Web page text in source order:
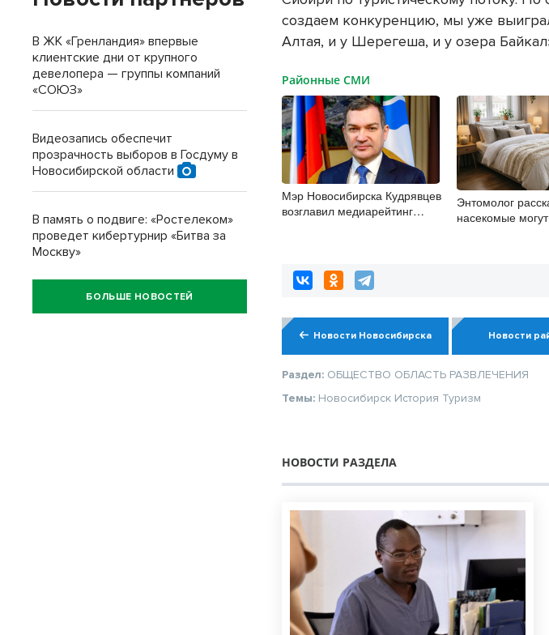
создаем конкуренцию, мы уже
Алтая, и у Шерегеша, и у озера
Районные СМИ
Мэр Новосибирска Кудрявцев
возглавил медиарейтинг
Энтомолог
насекомые
Новости Новосибирска Новости
Раздел: ОБЩЕСТВО ОБЛАСТЬ РАЗВЛЕЧЕНИЯ
Темы: Новосибирск История Туризм
НОВОСТИ РАЗДЕЛА
В ЖК «Гренландия» впервые
клиентские дни от крупного
девелопера — группы компаний
«СОЮЗ»
Видеозапись обеспечит
прозрачность выборов в Госдуму в
Новосибирской области
В память о подвиге: «Ростелеком»
проведет кибертурнир «Битва за
Москву»
БОЛЬШЕ НОВОСТЕЙ